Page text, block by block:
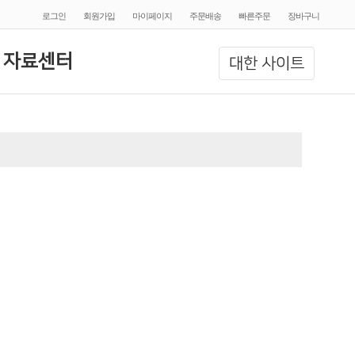
로그인 회원가입 마이페이지 주문배송 빠른주문 장바구니
대한 사이트
료센터